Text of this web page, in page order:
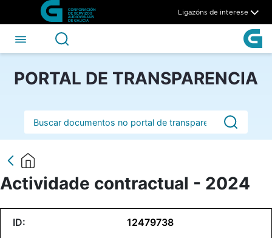
Skip to Main Content
Actividade contractual -
Ligazóns de interese
PORTAL DE TRANSPARENCIA
Barra de busca
Actividade contractual - 2024
12479738